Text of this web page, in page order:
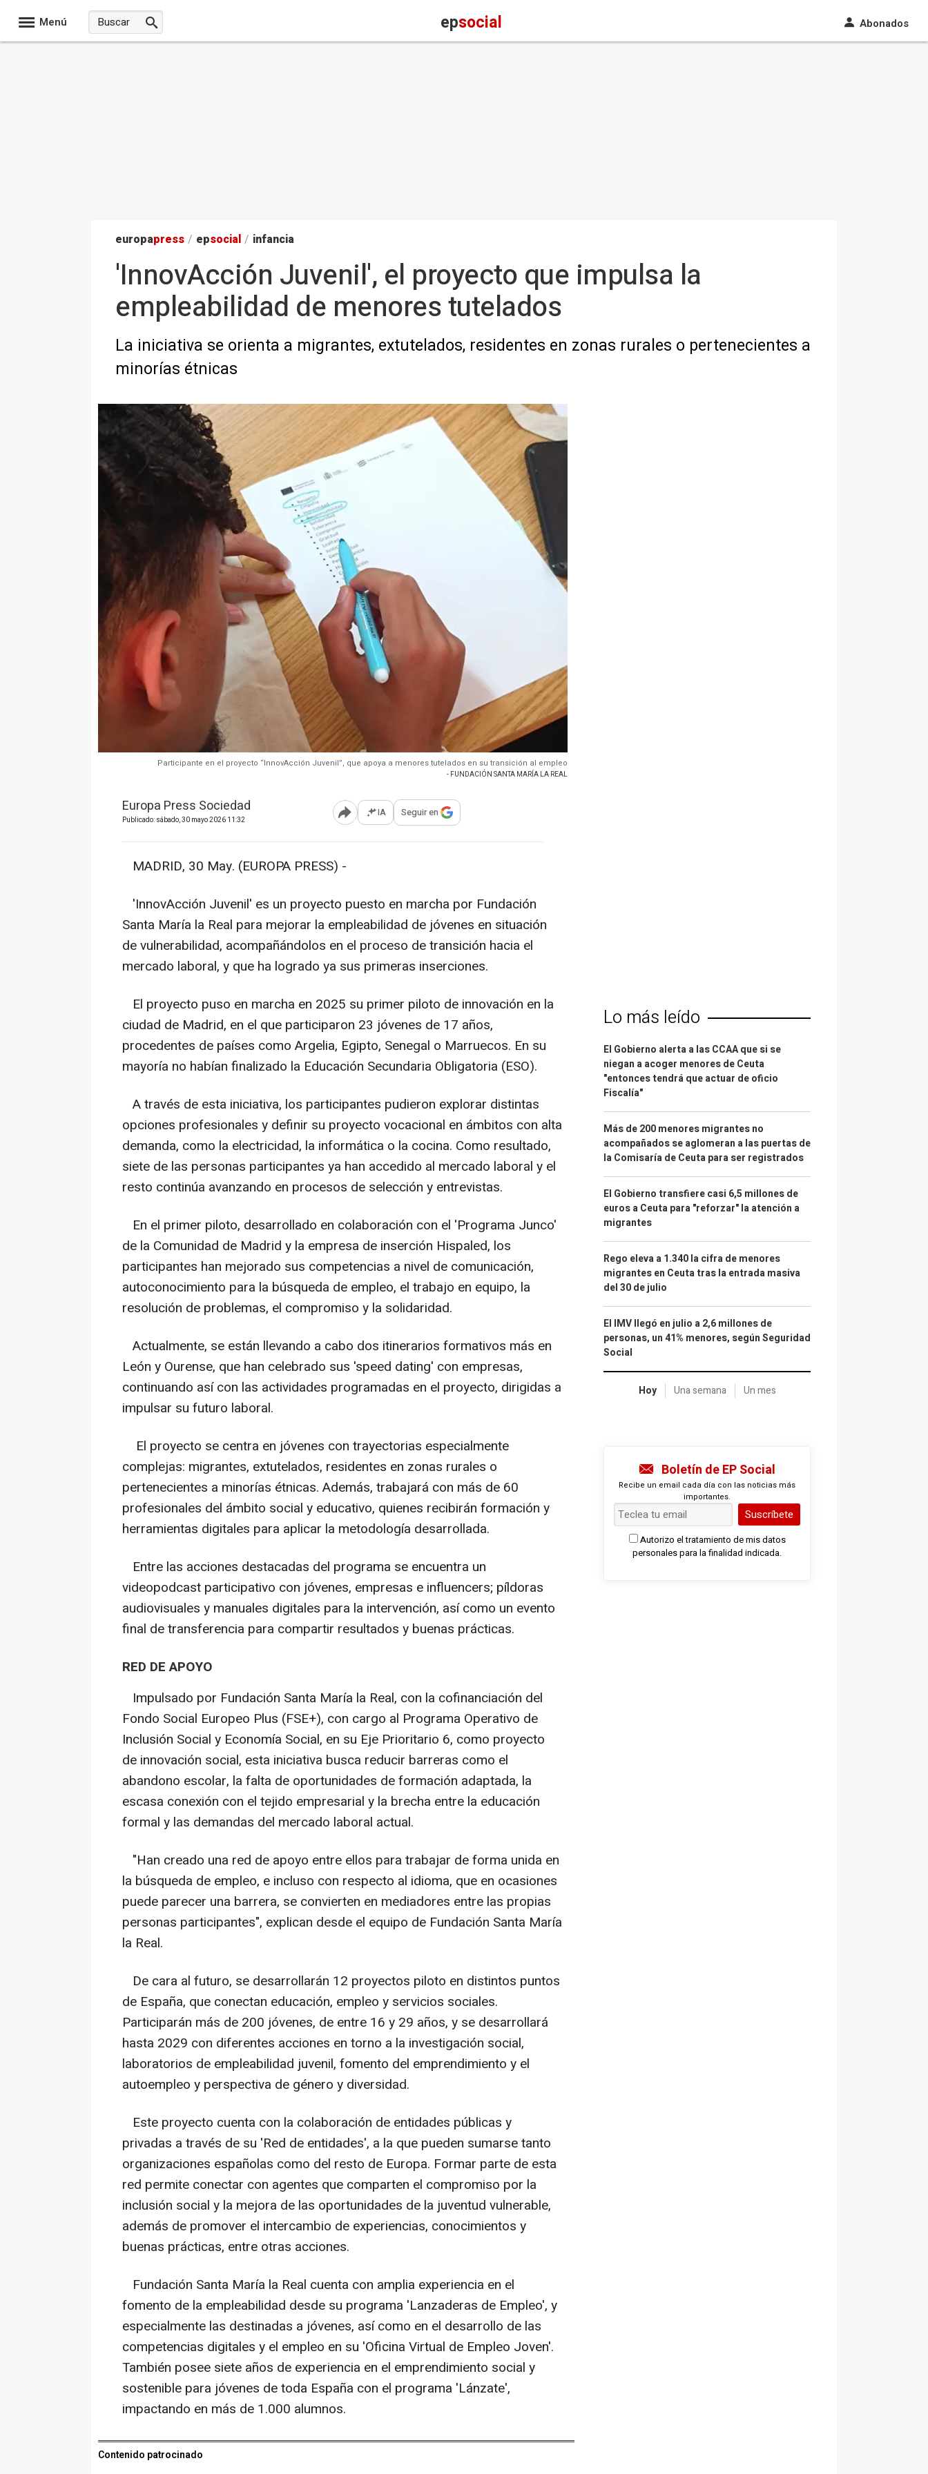
Menú epsocial Abonados
europapress / epsocial / infancia
'InnovAcción Juvenil', el proyecto que impulsa la
empleabilidad de menores tutelados
La iniciativa se orienta a migrantes, extutelados, residentes en zonas rurales o pertenecientes a
minorías étnicas
Participante en el proyecto “InnovAcción Juvenil”, que apoya a menores tutelados en su transición al empleo
- FUNDACIÓN SANTA MARÍA LA REAL
Europa Press Sociedad
Publicado: sábado, 30 mayo 2026 11:32 Abrir opciones para compartir
IA Seguir en
MADRID, 30 May. (EUROPA PRESS) -
'InnovAcción Juvenil' es un proyecto puesto en marcha por Fundación
Santa María la Real para mejorar la empleabilidad de jóvenes en situación
de vulnerabilidad, acompañándolos en el proceso de transición hacia el
mercado laboral, y que ha logrado ya sus primeras inserciones.
El proyecto puso en marcha en 2025 su primer piloto de innovación en la
ciudad de Madrid, en el que participaron 23 jóvenes de 17 años,
procedentes de países como Argelia, Egipto, Senegal o Marruecos. En su
mayoría no habían finalizado la Educación Secundaria Obligatoria (ESO).
A través de esta iniciativa, los participantes pudieron explorar distintas
opciones profesionales y definir su proyecto vocacional en ámbitos con alta
demanda, como la electricidad, la informática o la cocina. Como resultado,
siete de las personas participantes ya han accedido al mercado laboral y el
resto continúa avanzando en procesos de selección y entrevistas.
En el primer piloto, desarrollado en colaboración con el 'Programa Junco'
de la Comunidad de Madrid y la empresa de inserción Hispaled, los
participantes han mejorado sus competencias a nivel de comunicación,
autoconocimiento para la búsqueda de empleo, el trabajo en equipo, la
resolución de problemas, el compromiso y la solidaridad.
Actualmente, se están llevando a cabo dos itinerarios formativos más en
León y Ourense, que han celebrado sus 'speed dating' con empresas,
continuando así con las actividades programadas en el proyecto, dirigidas a
impulsar su futuro laboral.
El proyecto se centra en jóvenes con trayectorias especialmente
complejas: migrantes, extutelados, residentes en zonas rurales o
pertenecientes a minorías étnicas. Además, trabajará con más de 60
profesionales del ámbito social y educativo, quienes recibirán formación y
herramientas digitales para aplicar la metodología desarrollada.
Entre las acciones destacadas del programa se encuentra un
videopodcast participativo con jóvenes, empresas e influencers; píldoras
audiovisuales y manuales digitales para la intervención, así como un evento
final de transferencia para compartir resultados y buenas prácticas.
RED DE APOYO
Impulsado por Fundación Santa María la Real, con la cofinanciación del
Fondo Social Europeo Plus (FSE+), con cargo al Programa Operativo de
Inclusión Social y Economía Social, en su Eje Prioritario 6, como proyecto
de innovación social, esta iniciativa busca reducir barreras como el
abandono escolar, la falta de oportunidades de formación adaptada, la
escasa conexión con el tejido empresarial y la brecha entre la educación
formal y las demandas del mercado laboral actual.
"Han creado una red de apoyo entre ellos para trabajar de forma unida en
la búsqueda de empleo, e incluso con respecto al idioma, que en ocasiones
puede parecer una barrera, se convierten en mediadores entre las propias
personas participantes", explican desde el equipo de Fundación Santa María
la Real.
De cara al futuro, se desarrollarán 12 proyectos piloto en distintos puntos
de España, que conectan educación, empleo y servicios sociales.
Participarán más de 200 jóvenes, de entre 16 y 29 años, y se desarrollará
hasta 2029 con diferentes acciones en torno a la investigación social,
laboratorios de empleabilidad juvenil, fomento del emprendimiento y el
autoempleo y perspectiva de género y diversidad.
Este proyecto cuenta con la colaboración de entidades públicas y
privadas a través de su 'Red de entidades', a la que pueden sumarse tanto
organizaciones españolas como del resto de Europa. Formar parte de esta
red permite conectar con agentes que comparten el compromiso por la
inclusión social y la mejora de las oportunidades de la juventud vulnerable,
además de promover el intercambio de experiencias, conocimientos y
buenas prácticas, entre otras acciones.
Fundación Santa María la Real cuenta con amplia experiencia en el
fomento de la empleabilidad desde su programa 'Lanzaderas de Empleo', y
especialmente las destinadas a jóvenes, así como en el desarrollo de las
competencias digitales y el empleo en su 'Oficina Virtual de Empleo Joven'.
También posee siete años de experiencia en el emprendimiento social y
sostenible para jóvenes de toda España con el programa 'Lánzate',
impactando en más de 1.000 alumnos.
Contenido patrocinado
Lo más leído
El Gobierno alerta a las CCAA que si se
niegan a acoger menores de Ceuta
"entonces tendrá que actuar de oficio
Fiscalía"
Más de 200 menores migrantes no
acompañados se aglomeran a las puertas de
la Comisaría de Ceuta para ser registrados
El Gobierno transfiere casi 6,5 millones de
euros a Ceuta para "reforzar" la atención a
migrantes
Rego eleva a 1.340 la cifra de menores
migrantes en Ceuta tras la entrada masiva
del 30 de julio
El IMV llegó en julio a 2,6 millones de
personas, un 41% menores, según Seguridad
Social
Hoy Una semana Un mes
Boletín de EP Social
Recibe un email cada día con las noticias más
importantes.
Suscríbete
Autorizo el tratamiento de mis datos
personales para la finalidad indicada.